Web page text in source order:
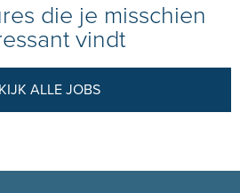
die je misschien
vindt
ALLE JOBS